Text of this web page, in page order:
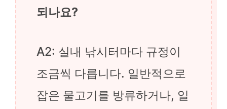
되나요?
A2: 실내 낚시터마다 규정이
조금씩 다릅니다. 일반적으로
잡은 물고기를 방류하거나, 일